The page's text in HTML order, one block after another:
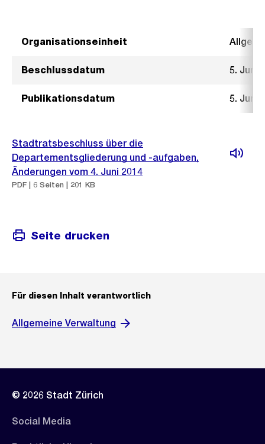
Organisationseinheit
Beschlussdatum 5. Juni
Publikationsdatum 5. Juni
Stadtratsbeschluss über die
Departementsgliederung und -aufgaben,
Änderungen vom 4. Juni 2014
PDF | 6 Seiten | 201 KB
Seite drucken
Für diesen Inhalt verantwortlich
Allgemeine Verwaltung
© 2026 Stadt Zürich
Social Media